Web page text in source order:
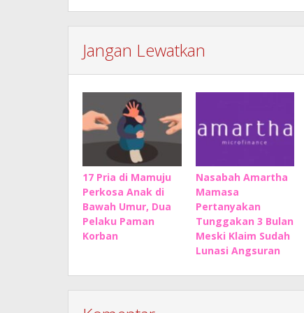
Jangan Lewatkan
17 Pria di Mamuju
Perkosa Anak di
Bawah Umur, Dua
Pelaku Paman
Korban
Nasabah Amartha
Mamasa
Pertanyakan
Tunggakan 3 Bulan
Meski Klaim Sudah
Lunasi Angsuran